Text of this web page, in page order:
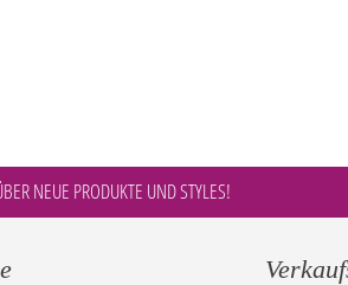
NEUE PRODUKTE UND STYLES!